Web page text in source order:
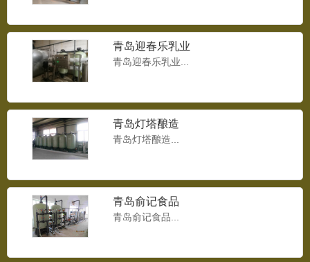
青岛迎春乐乳业
青岛迎春乐乳业...
青岛灯塔酿造
青岛灯塔酿造...
青岛俞记食品
青岛俞记食品...